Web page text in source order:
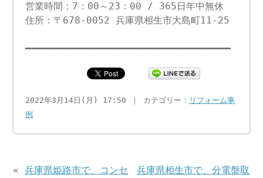
営業時間：7：00～23：00 / 365日年中無休
住所：〒678-0052 兵庫県相生市大島町11-25
━━━━━━━━━━━━━━━━━━━━━━━━━━━━━━━━━━━
2022年3月14日(月) 17:50 ｜ カテゴリー： リフォーム事
例
«兵庫県姫路市で、コンセ
兵庫県相生市で、分電盤取